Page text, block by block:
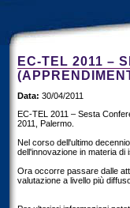
EC-TEL 2011 –
Data: 30/04/2011
EC-TEL 2011 – Sesta
2011, Palermo.
Nel corso dell'ultimo
dell'innovazione in materia di
Ora occorre passare dalle
valutazione a livello più